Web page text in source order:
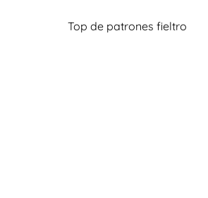
Top de patrones fieltro